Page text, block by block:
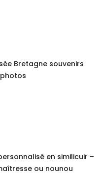
Bretagne souvenirs
en similicuir –
ou nounou